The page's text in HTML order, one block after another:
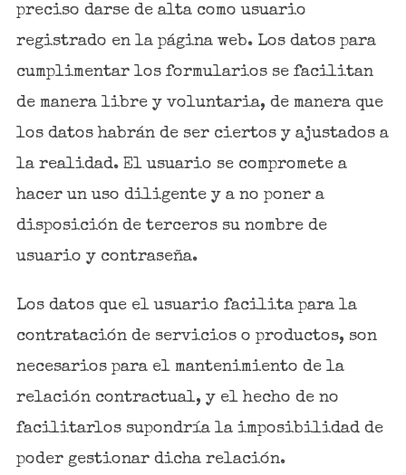
preciso darse de alta como usuario
registrado en la página web. Los datos para
cumplimentar los formularios se facilitan
de manera libre y voluntaria, de manera que
los datos habrán de ser ciertos y ajustados a
la realidad. El usuario se compromete a
hacer un uso diligente y a no poner a
disposición de terceros su nombre de
usuario y contraseña.
Los datos que el usuario facilita para la
contratación de servicios o productos, son
necesarios para el mantenimiento de la
relación contractual, y el hecho de no
facilitarlos supondría la imposibilidad de
poder gestionar dicha relación.